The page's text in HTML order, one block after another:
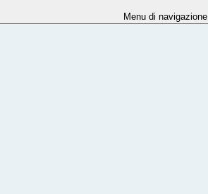
Menu di navigazione